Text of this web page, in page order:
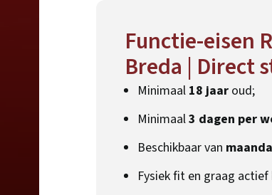
Functie-eisen
Breda | Direct
Minimaal 18 jaar oud;
Minimaal3 dagen per
Beschikbaar van
Fysiek fit en graag actief